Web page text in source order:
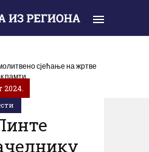
сјећање на жртве
памти
2024.